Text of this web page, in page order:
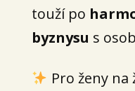
touží po
byznysu s
Pro ženy na